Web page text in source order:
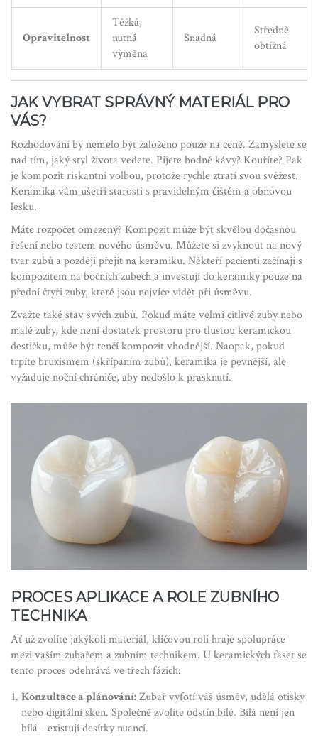
Opravitelnost
Těžká,
nutná
výměna
Snadná
Středně
obtížná
JAK VYBRAT SPRÁVNÝ MATERIÁL PRO
VÁS?
Rozhodování by nemelo být založeno pouze na ceně. Zamyslete se
nad tím, jaký styl života vedete. Pijete hodně kávy? Kouříte? Pak
je kompozit riskantní volbou, protože rychle ztratí svou svěžest.
Keramika vám ušetří starosti s pravidelným čištěm a obnovou
lesku.
Máte rozpočet omezený? Kompozit může být skvělou dočasnou
řešení nebo testem nového úsměvu. Můžete si zvyknout na nový
tvar zubů a později přejít na keramiku. Někteří pacienti začínají s
kompozitem na bočních zubech a investují do keramiky pouze na
přední čtyři zuby, které jsou nejvíce vidět při úsměvu.
Zvažte také stav svých zubů. Pokud máte velmi citlivé zuby nebo
malé zuby, kde není dostatek prostoru pro tlustou keramickou
destičku, může být tenčí kompozit vhodnější. Naopak, pokud
trpíte bruxismem (skřípaním zubů), keramika je pevnější, ale
vyžaduje noční chrániče, aby nedošlo k prasknutí.
PROCES APLIKACE A ROLE ZUBNÍHO
TECHNIKA
Ať už zvolíte jakýkoli materiál, klíčovou roli hraje spolupráce
mezi vaším zubařem a zubním technikem. U keramických faset se
tento proces odehrává ve třech fázích:
Konzultace a plánování:Zubař vyfotí váš úsměv, udělá otisky
nebo digitální sken. Společně zvolíte odstín bílé. Bílá není jen
bílá - existují desítky nuancí.